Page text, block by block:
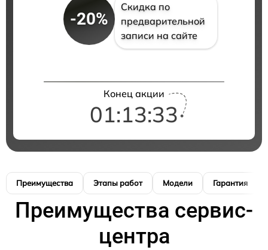
-20%
Скидка по
предварительной
записи на сайте
Конец акции
01:13:32
Преимущества Этапы работ Модели Гарантия
Преимущества сервис-
центра